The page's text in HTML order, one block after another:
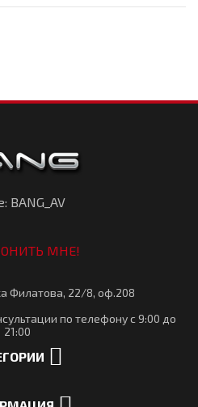
BANG_AV
МНЕ!
Филатова, 22/8, оф.208
по телефону с 9:00 до
21:00